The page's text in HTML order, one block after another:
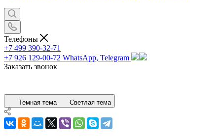
Телефоны
+7 499 390-32-71
+7 926 129-00-72 WhatsApp, Telegram
Заказать звонок
Темная тема Светлая тема